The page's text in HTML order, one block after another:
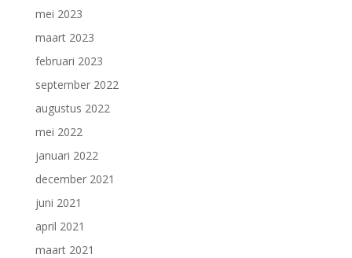
mei 2023
maart 2023
februari 2023
september 2022
augustus 2022
mei 2022
januari 2022
december 2021
juni 2021
april 2021
maart 2021